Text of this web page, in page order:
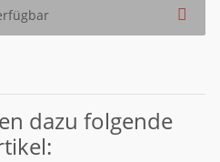
dazu folgende